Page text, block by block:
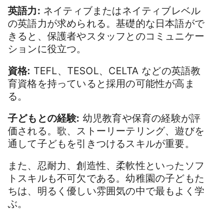
英語力: ネイティブまたはネイティブレベル
の英語力が求められる。基礎的な日本語がで
きると、保護者やスタッフとのコミュニケー
ションに役立つ。
資格: TEFL、TESOL、CELTA などの英語教
育資格を持っていると採用の可能性が高ま
る。
子どもとの経験: 幼児教育や保育の経験が評
価される。歌、ストーリーテリング、遊びを
通して子どもを引きつけるスキルが重要。
また、忍耐力、創造性、柔軟性といったソフ
トスキルも不可欠である。幼稚園の子どもた
ちは、明るく優しい雰囲気の中で最もよく学
ぶ。